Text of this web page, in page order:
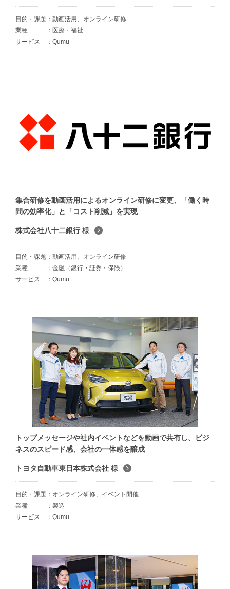
目的・課題
動画活用、オンライン研修
業種
医療・福祉
サービス
Qumu
集合研修を動画活用によるオンライン研修に変更、「働く時
間の効率化」と「コスト削減」を実現
株式会社八十二銀行 様
目的・課題
動画活用、オンライン研修
業種
金融（銀行・証券・保険）
サービス
Qumu
トップメッセージや社内イベントなどを動画で共有し、ビジ
ネスのスピード感、会社の一体感を醸成
トヨタ自動車東日本株式会社 様
目的・課題
オンライン研修、イベント開催
業種
製造
サービス
Qumu